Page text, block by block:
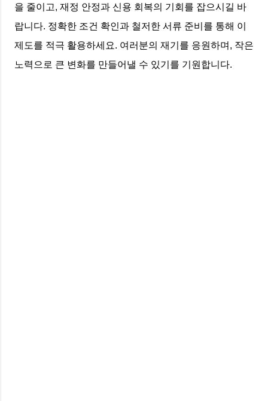
을 줄이고, 재정 안정과 신용 회복의 기회를 잡으시길 바
랍니다. 정확한 조건 확인과 철저한 서류 준비를 통해 이
제도를 적극 활용하세요. 여러분의 재기를 응원하며, 작은
노력으로 큰 변화를 만들어낼 수 있기를 기원합니다.